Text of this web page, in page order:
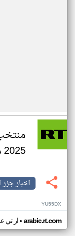
2025 من دور المجموعات
اخبار جزر
YU55DX
ار تي• arabic.rt.com